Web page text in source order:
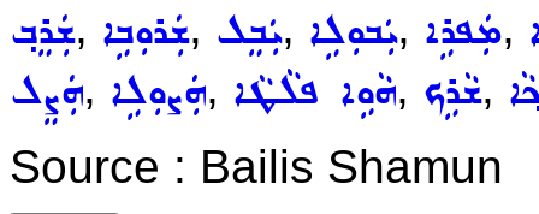
ܫܲܪܸܒ݂, ܫܲܪܘܼܒܹܐ, ܝܲܒܸܠ, ܝܲܒܘܼܠܹܐ, ܡܲܦܪܹܐ,
ܗܲܨܸܠ, ܗܲܨܘܼܠܹܐ, ܗܵܘܹܐ ܦܠܵܛܵܐ, ܫܵܪܹܟ,
Source : Bailis Shamun